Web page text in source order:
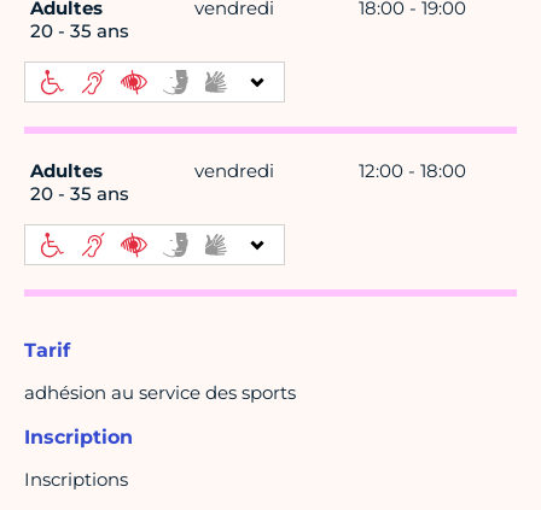
Adultes
20 - 35 ans
vendredi 18:00 - 19:00
Adultes
20 - 35 ans
vendredi 12:00 - 18:00
Tarif
adhésion au service des sports
Inscription
Inscriptions